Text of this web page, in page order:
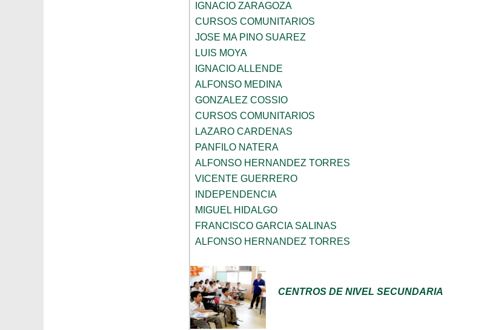
IGNACIO ZARAGOZA
CURSOS COMUNITARIOS
JOSE MA PINO SUAREZ
LUIS MOYA
IGNACIO ALLENDE
ALFONSO MEDINA
GONZALEZ COSSIO
CURSOS COMUNITARIOS
LAZARO CARDENAS
PANFILO NATERA
ALFONSO HERNANDEZ TORRES
VICENTE GUERRERO
INDEPENDENCIA
MIGUEL HIDALGO
FRANCISCO GARCIA SALINAS
ALFONSO HERNANDEZ TORRES
CENTROS DE NIVEL SECUNDARIA